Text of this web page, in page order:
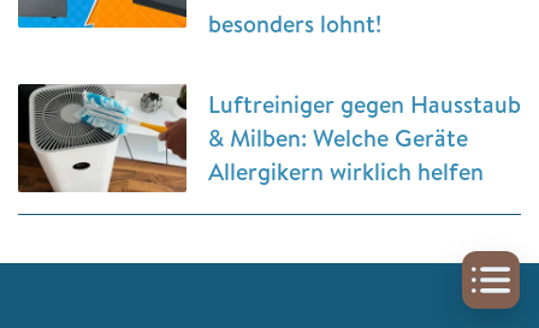
besonders lohnt!
Luftreiniger gegen Hausstaub
& Milben: Welche Geräte
Allergikern wirklich helfen